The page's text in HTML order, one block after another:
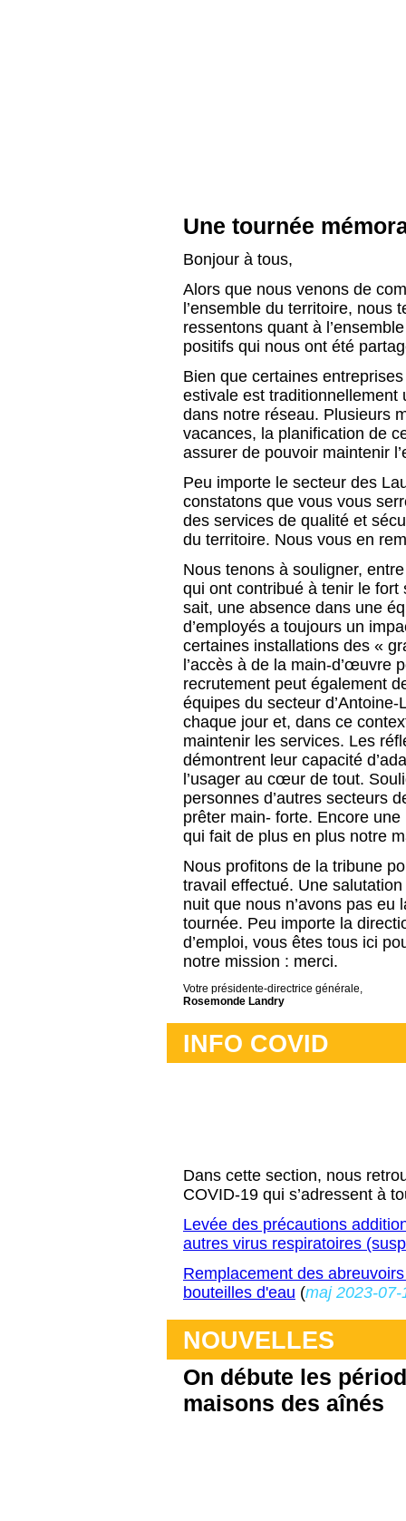
Une tournée
Bonjour à tous,
Alors que nous venons de
l’ensemble du territoire,
ressentons quant à
positifs qui nous ont été
Bien que certaines
estivale est traditionnellement
dans notre réseau. Plusieurs
vacances, la planification de
assurer de pouvoir maintenir
Peu importe le secteur des
constatons que vous vous
des services de qualité et
du territoire. Nous vous en
Nous tenons à souligner,
qui ont contribué à tenir le fort
sait, une absence dans une
d’employés a toujours un
certaines installations des «
l’accès à de la main-d’œuvre
recrutement peut également
équipes du secteur
chaque jour et, dans ce
maintenir les services. Les
démontrent leur capacité
l’usager au cœur de tout.
personnes d’autres secteurs
prêter main- forte. Encore
qui fait de plus en plus notre
Nous profitons de la tribune
travail effectué. Une
nuit que nous n’avons pas
tournée. Peu importe la
d’emploi, vous êtes tous ici
notre mission : merci.
Votre présidente-directrice générale,
Rosemonde Landry
INFO COVID
Dans cette section, nous
COVID-19 qui s’adressent à
Levée des précautions
autres virus respiratoires
Remplacement des
bouteilles d'eau (maj 2023-07-
NOUVELLES
On débute les
maisons des aînés